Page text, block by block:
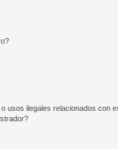
usos ilegales relacionados con